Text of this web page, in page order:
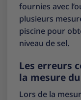
fournies avec
plusieurs
piscine pour
niveau de sel.
Les erreurs
la mesure
Lors de la